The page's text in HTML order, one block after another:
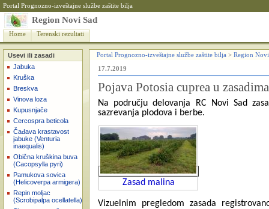
Portal Prognozno-izveštajne službe zaštite bilja
Region Novi Sad
Home Terenski rezultati
Usevi ili zasadi
Jabuka
Kruška
Breskva
Vinova loza
Kupusnjače
Cercospra beticola
Čađava krastavost
jabuke (Venturia
inaequalis)
Obična kruškina buva
(Cacopsylla pyri)
Pamukova sovica
(Helicoverpa armigera)
Repin moljac
(Scrobipalpa ocellatella)
Portal Prognozno-izveštajne službe zaštite bilja > Region
17.7.2019
Pojava Potosia cuprea u
Na području delovanja RC Novi Sad
sazrevanja plodova i berbe.
Zasad malina
Vizuelnim pregledom zasada